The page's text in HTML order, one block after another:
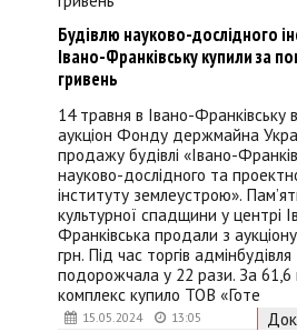
15.05.2024 13:05
Будівлю науково-дослідного
Івано-Франківську купили за
гривень
14 травня в Івано-Франківську
аукціон Фонду держмайна
продажу будівлі «Івано-
науково-дослідного та
інституту землеустрою».
культурної спадщини у центрі
Франківська продали з
грн. Під час торгів адмінбудівля
подорожчала у 22 рази. За 61,6
комплекс купило ТОВ «Готе